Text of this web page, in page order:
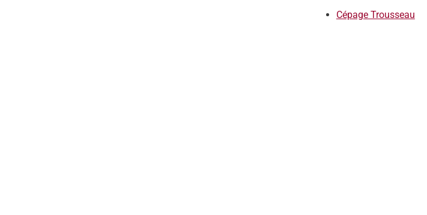
Cépage Trousseau